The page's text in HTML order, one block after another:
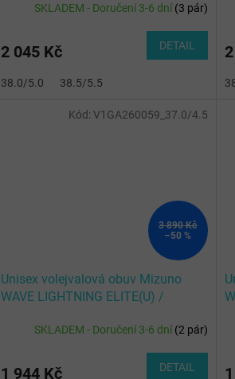
SKLADEM - Doručení 3-6 dní(3 pár)
2 045 Kč DETAIL
38.0/5.0 38.5/5.5
3 890 Kč
–50 %
Unisex volejvalová obuv Mizuno
WAVE LIGHTNING ELITE(U) /
SKLADEM - Doručení 3-6 dní(2 pár)
1 944 Kč DETAIL
Kód: V1GA260059_37.0/4.5